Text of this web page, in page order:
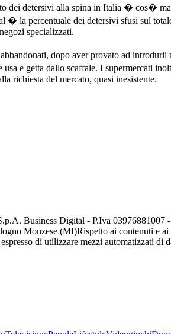
dei detersivi alla spina in Italia � cos�
� la percentuale dei detersivi sfusi sul
specializzati.
dopo aver provato ad
e getta dallo scaffale. I supermercati
richiesta del mercato, quasi inesistente.
Business Digital - P.Iva 03976881007
Monzese (MI)Rispetto ai contenuti e
di utilizzare mezzi automatizzati di